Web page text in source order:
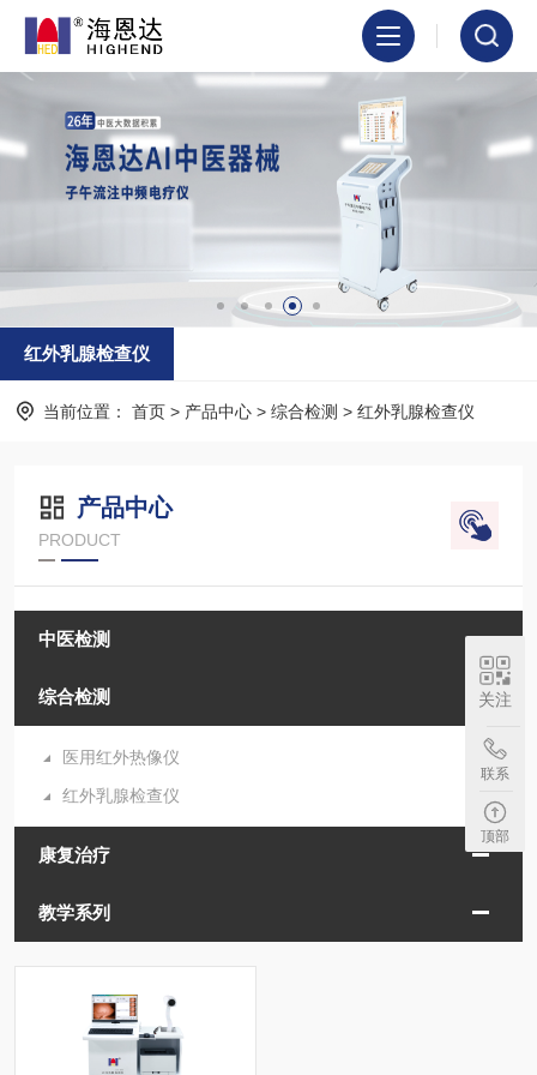
红外乳腺检查仪
当前位置： 首页 > 产品中心 > 综合检测 > 红外乳腺检查仪
产品中心
PRODUCT
中医检测
综合检测
医用红外热像仪
红外乳腺检查仪
康复治疗
教学系列
关注
联系
顶部